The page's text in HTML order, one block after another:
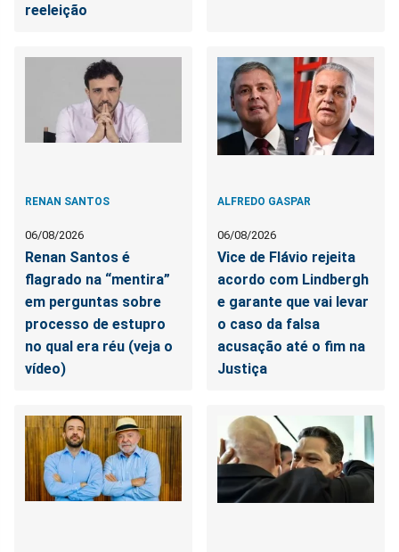
reeleição
RENAN SANTOS
06/08/2026
Renan Santos é
flagrado na “mentira”
em perguntas sobre
processo de estupro
no qual era réu (veja o
vídeo)
ALFREDO GASPAR
06/08/2026
Vice de Flávio rejeita
acordo com Lindbergh
e garante que vai levar
o caso da falsa
acusação até o fim na
Justiça